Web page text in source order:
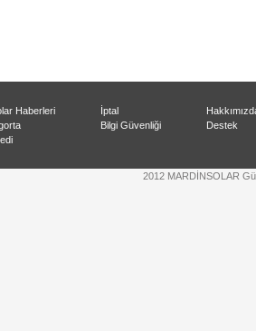
Haberleri
İptal
Bilgi Güvenliği
Destek
2012 MARDİNSOLAR